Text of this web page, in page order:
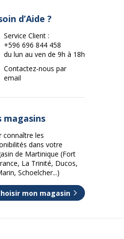
d’Aide ?
Service Client :
+596 696 844 458
du lun au ven de 9h à 18h
Contactez-nous par
email
magasins
connaître les
dans votre
de Martinique (Fort
La Trinité, Ducos,
Schoelcher...)
mon magasin